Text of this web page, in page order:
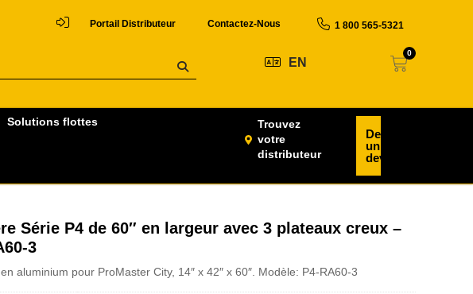
Portail Distributeur Contactez-Nous 1 800 565-5321
EN
0
Solutions flottes
Trouvez
votre
distributeur
Demander
un
devis
Série P4 de 60″ en largeur avec 3 plateaux creux –
3
aluminium pour ProMaster City, 14″ x 42″ x 60″. Modèle: P4-RA60-3